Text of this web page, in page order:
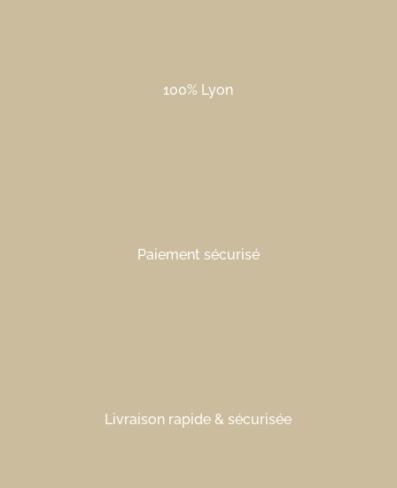
100% Lyon
Paiement sécurisé
Livraison rapide & sécurisée